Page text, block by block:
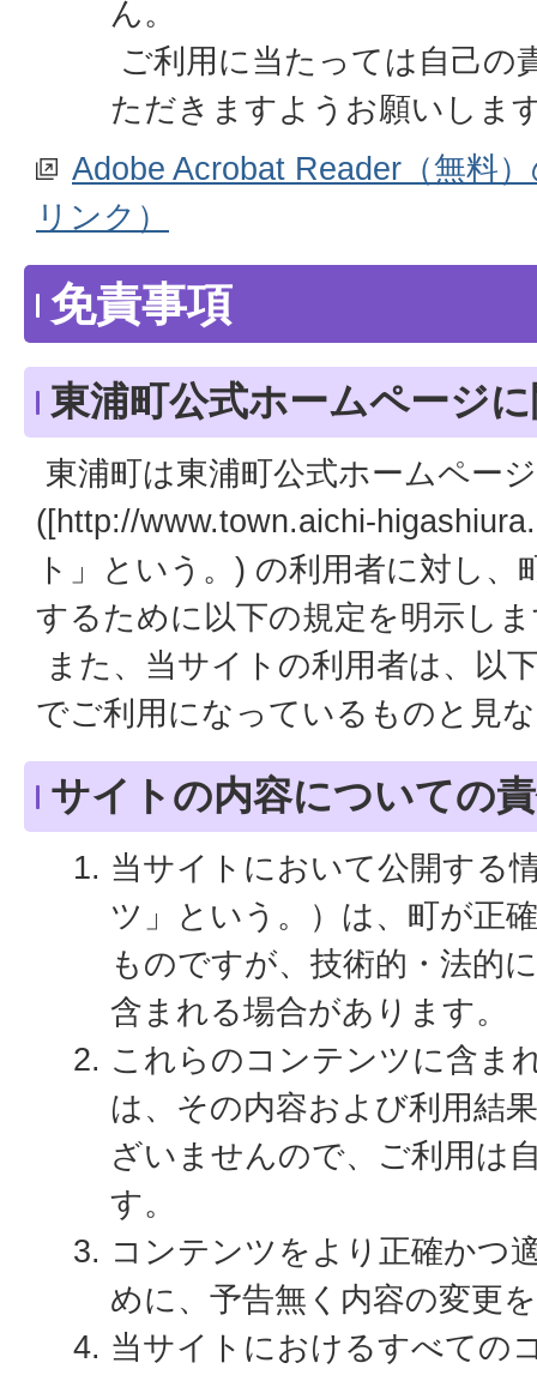
ん。
ご利用に当たっては自己の
ただきますようお願いしま
Adobe Acrobat Reader（無料
リンク）
免責事項
東浦町公式ホームページ
東浦町は東浦町公式ホームページ
([http://www.town.aichi-
ト」という。) の利用者に対し、
するために以下の規定を明示し
また、当サイトの利用者は、以
でご利用になっているものと見
サイトの内容についての
当サイトにおいて公開する
ツ」という。）は、町が正
ものですが、技術的・法的
含まれる場合があります。
これらのコンテンツに含ま
は、その内容および利用結
ざいませんので、ご利用は
す。
コンテンツをより正確かつ
めに、予告無く内容の変更
当サイトにおけるすべての